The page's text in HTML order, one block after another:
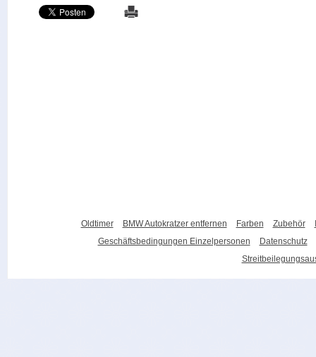
Oldtimer BMW Autokratzer entfernen Farben Zubehör
Geschäftsbedingungen Einzelpersonen
Datenschutz